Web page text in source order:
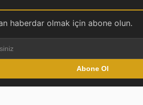
haberdar olmak için abone olun.
Abone Ol